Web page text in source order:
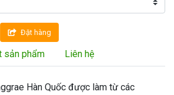
Đặt hàng
sản phẩm Liên hệ
Hàn Quốc được làm từ các